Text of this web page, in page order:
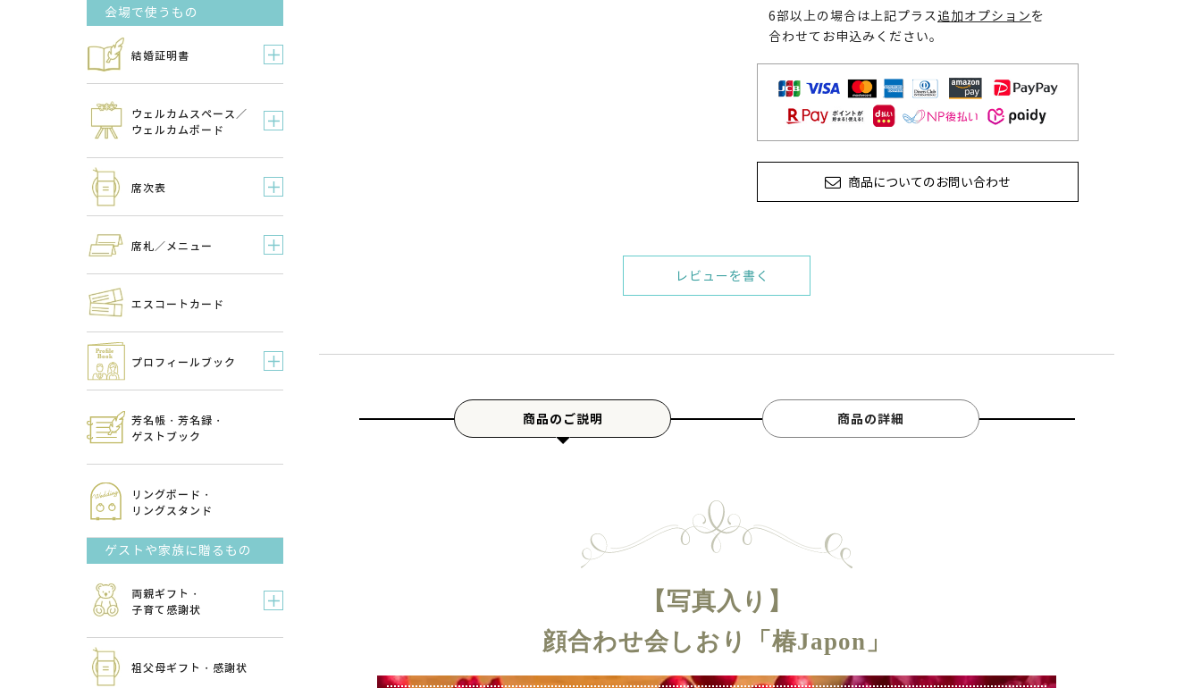
会場で使うもの
結婚証明書
ウェルカムスペース／
ウェルカムボード
席次表
席札／メニュー
エスコートカード
プロフィールブック
芳名帳・芳名録・
ゲストブック
リングボード・
リングスタンド
ゲストや家族に贈るもの
両親ギフト・
子育て感謝状
祖父母ギフト・感謝状
6部以上の場合は上記プラス追加オプションを
合わせてお申込みください。
商品についてのお問い合わせ
レビューを書く
商品のご説明 商品の詳細
【写真入り】
顔合わせ会しおり「椿Japon」